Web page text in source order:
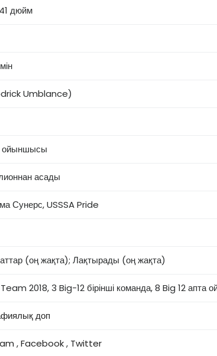
дюйм
Umblance)
ойыншысы
асады
Сунерс, USSSA Pride
(оң жақта); Лақтырады (оң жақта)
2018, 3 Big-12 бірінші команда, 8 Big 12 апта
доп
,Facebook, Twitter